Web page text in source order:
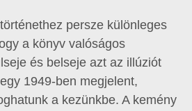
persze különleges
a könyv valóságos
és belseje azt az illúziót
1949-ben megjelent,
a kezünkbe. A kemény